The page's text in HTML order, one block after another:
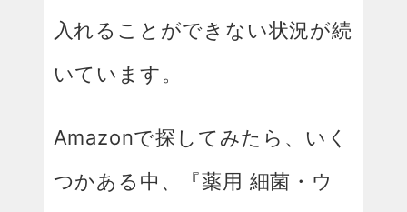
入れることができない状況が続
いています。
Amazonで探してみたら、いく
つかある中、『薬用 細菌・ウ